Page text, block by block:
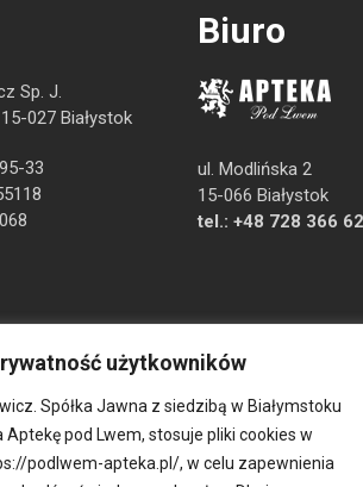
użytkowników
Spółka Jawna z siedzibą w Białymstoku
pod Lwem, stosuje pliki cookies w
podlwem-apteka.pl/, w celu zapewnienia
Sp. J.
027 Białystok
33
Biuro
ul. Modlińska 2
15-066 Białystok
tel.: +48 728 366